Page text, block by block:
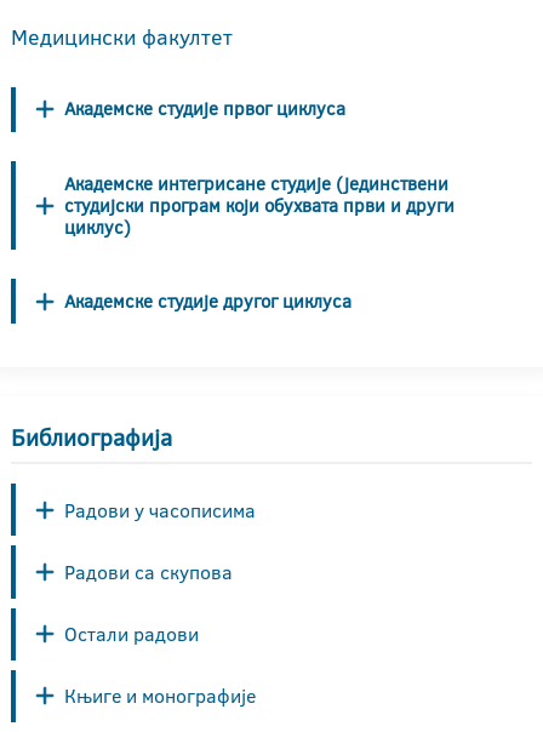
Медицински факултет
Академске студије првог циклуса
Академске интегрисане студије (јединствени
студијски програм који обухвата први и други
циклус)
Академске студије другог циклуса
Библиографија
Радови у часописима
Радови са скупова
Остали радови
Књиге и монографије